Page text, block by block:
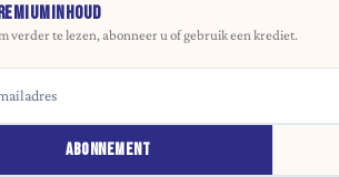
verder te lezen, abonneer u of gebruik een krediet.
ABONNEMENT